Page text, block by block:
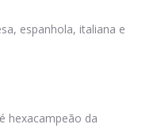
espanhola, italiana e
hexacampeão da